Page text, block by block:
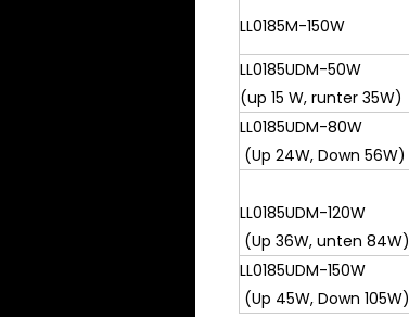
LL0185M-150W
LL0185UDM-50W
(up 15 W, runter 35W)
LL0185UDM-80W
(Up 24W, Down 56W)
LL0185UDM-120W
(Up 36W, unten 84W)
LL0185UDM-150W
(Up 45W, Down 105W)